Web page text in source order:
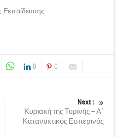
Εκπαίδευσης
0 0
Next :
Κυριακή της Τυρινής – Α΄
Κατανυκτικός Εσπερινός